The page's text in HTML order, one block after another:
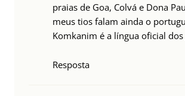
praias de Goa, Colvá e Dona
meus tios falam ainda o
Komkanim é a língua oficial dos
Resposta